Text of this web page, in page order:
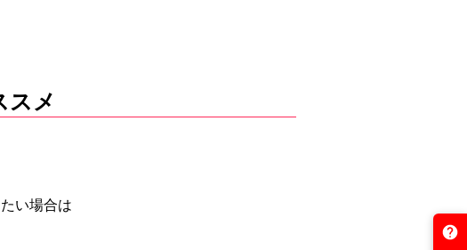
スメ
い場合は